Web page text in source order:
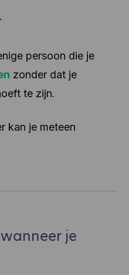
persoon die je
zonder dat je
te zijn.
kan je meteen
je